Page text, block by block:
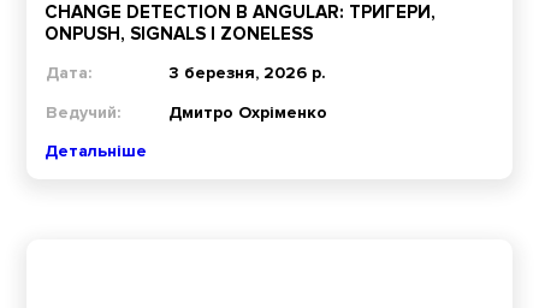
CHANGE DETECTION В ANGULAR: ТРИГЕРИ,
ONPUSH, SIGNALS І ZONELESS
Дата:
3 березня, 2026 р.
Ведучий:
Дмитро Охріменко
Детальніше